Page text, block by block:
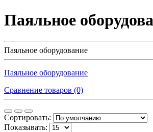
Паяльное
Паяльное оборудование
Паяльное оборудование
Сравнение товаров (0)
Сортировать:
Показывать: